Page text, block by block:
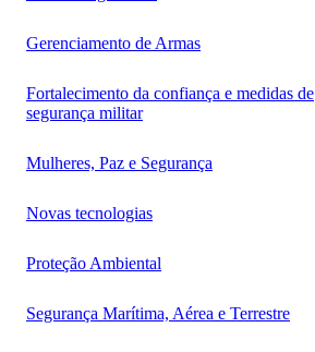
Gerenciamento de Armas
Fortalecimento da confiança e medidas de
segurança militar
Mulheres, Paz e Segurança
Novas tecnologias
Proteção Ambiental
Segurança Marítima, Aérea e Terrestre